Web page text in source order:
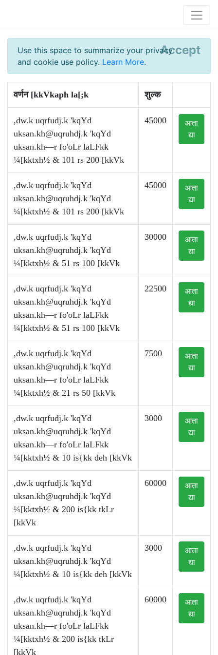
Use this space to summarize your privacy
and cookie use policy. Learn More.
Accept
वर्णन [kkVkaph la[;k शुल्क
,dw.k uqrfudj.k 'kqYd
uksan.kh@uqruhdj.k 'kqYd
uksan.kh—r fo'oLr laLFkk
¼[kktxh½ & 101 rs 200 [kkVk
45000
आता
द्या
,dw.k uqrfudj.k 'kqYd
uksan.kh@uqruhdj.k 'kqYd
¼[kktxh½ & 101 rs 200 [kkVk
45000
आता
द्या
,dw.k uqrfudj.k 'kqYd
uksan.kh@uqruhdj.k 'kqYd
¼[kktxh½ & 51 rs 100 [kkVk
30000
आता
द्या
,dw.k uqrfudj.k 'kqYd
uksan.kh@uqruhdj.k 'kqYd
uksan.kh—r fo'oLr laLFkk
¼[kktxh½ & 51 rs 100 [kkVk
22500
आता
द्या
,dw.k uqrfudj.k 'kqYd
uksan.kh@uqruhdj.k 'kqYd
uksan.kh—r fo'oLr laLFkk
¼[kktxh½ & 21 rs 50 [kkVk
7500
आता
द्या
,dw.k uqrfudj.k 'kqYd
uksan.kh@uqruhdj.k 'kqYd
uksan.kh—r fo'oLr laLFkk
¼[kktxh½ & 10 is{kk deh [kkVk
3000
आता
द्या
,dw.k uqrfudj.k 'kqYd
uksan.kh@uqruhdj.k 'kqYd
¼[kktxh½ & 200 is{kk tkLr
[kkVk
60000
आता
द्या
,dw.k uqrfudj.k 'kqYd
uksan.kh@uqruhdj.k 'kqYd
¼[kktxh½ & 10 is{kk deh [kkVk
3000
आता
द्या
,dw.k uqrfudj.k 'kqYd
uksan.kh@uqruhdj.k 'kqYd
uksan.kh—r fo'oLr laLFkk
¼[kktxh½ & 200 is{kk tkLr
[kkVk
60000
आता
द्या